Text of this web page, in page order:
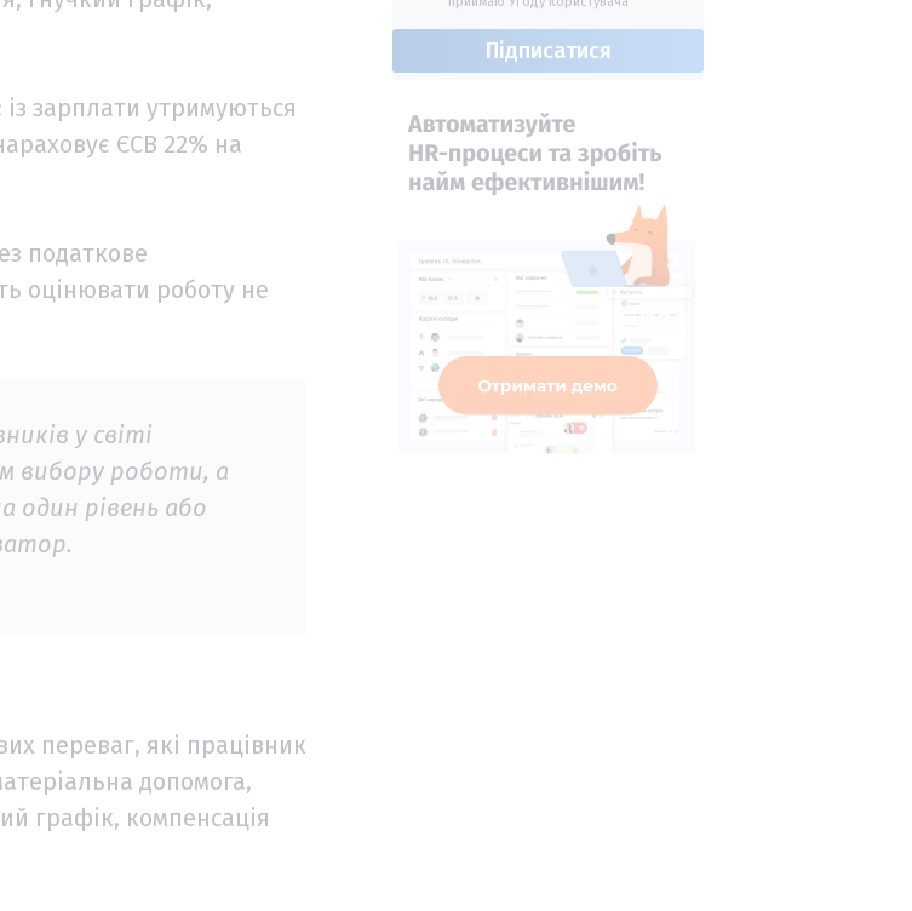
зарплати утримуються
ЄСВ 22% на
податкове
оцінювати роботу не
у світі
вибору роботи, а
один рівень або
переваг, які працівник
допомога,
графік, компенсація